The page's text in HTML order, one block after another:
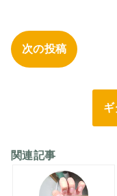
次の投稿
ギ
関連記事